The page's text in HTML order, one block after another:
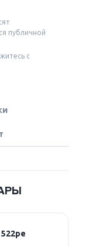
публичной
с